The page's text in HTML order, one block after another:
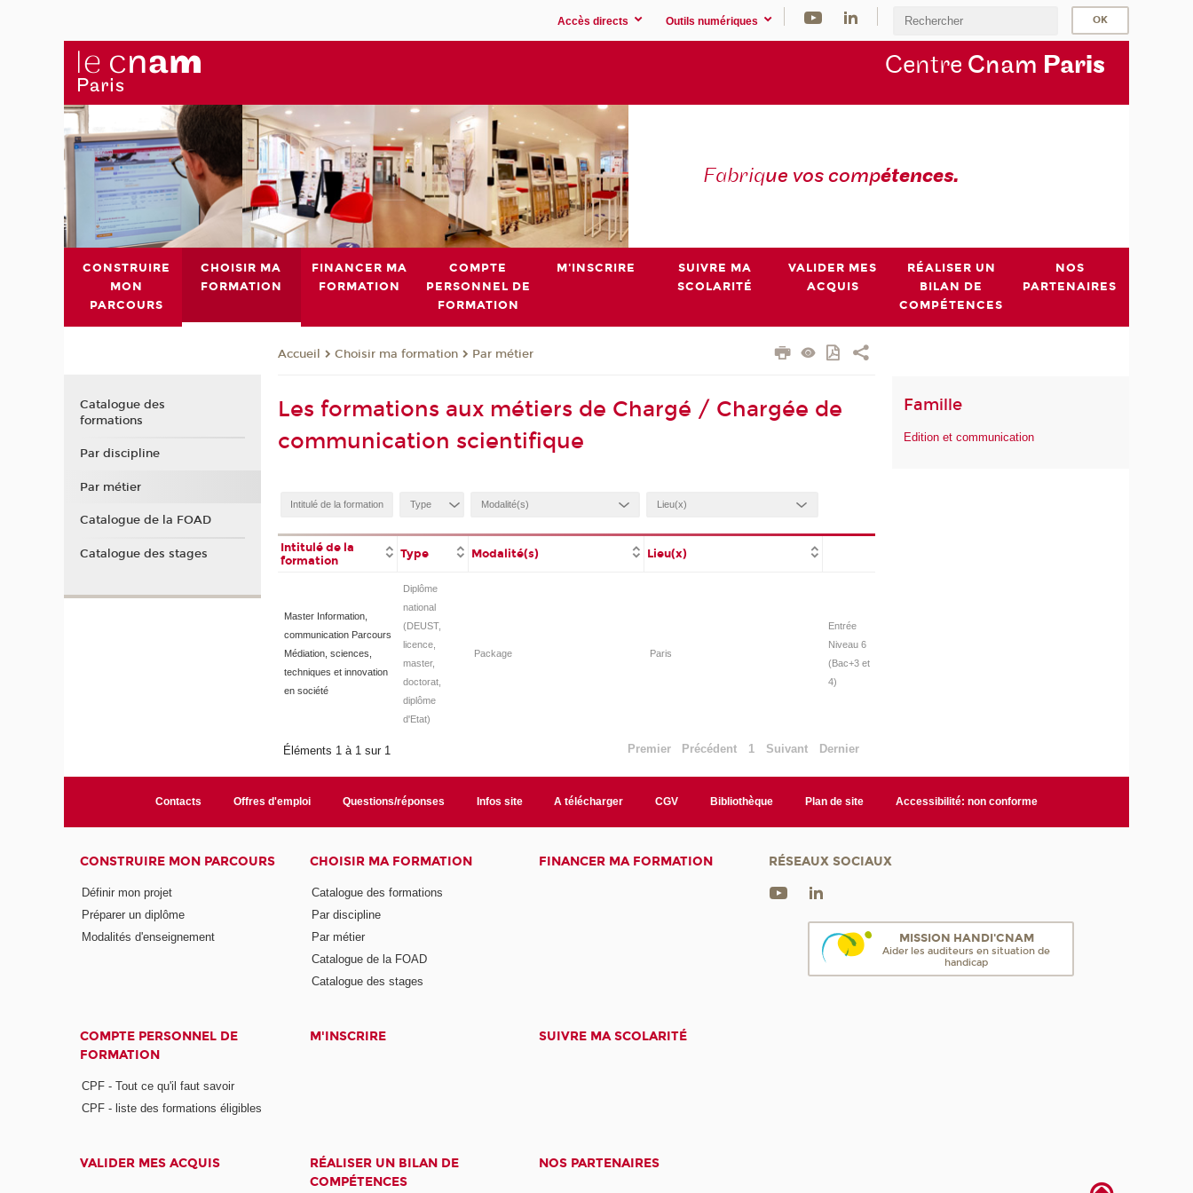
Accès directs Outils numériques
Centre Cnam Paris
Fabrique vos compétences.
CONSTRUIRE
MON
PARCOURS
CHOISIR MA
FORMATION
FINANCER MA
FORMATION
COMPTE
PERSONNEL DE
FORMATION
M'INSCRIRE
SUIVRE MA
SCOLARITÉ
VALIDER MES
ACQUIS
RÉALISER UN
BILAN DE
COMPÉTENCES
NOS
PARTENAIRES
Accueil Choisir ma formation Par métier
Les formations aux métiers de Chargé / Chargée de
communication scientifique
Intitulé de la
formation
Type Modalité(s) Lieu(x)
Master Information,
communication Parcours
Médiation, sciences,
techniques et innovation
en société
Diplôme
national
(DEUST,
licence,
master,
doctorat,
diplôme
d'Etat)
Package Paris
Entrée
Niveau 6
(Bac+3 et
4)
Éléments 1 à 1 sur 1 Premier Précédent 1 Suivant Dernier
Famille
Edition et communication
Catalogue des
formations
Par discipline
Par métier
Catalogue de la FOAD
Catalogue des stages
Contacts Offres d'emploi Questions/réponses Infos site A télécharger CGV Bibliothèque Plan de site Accessibilité: non conforme
CONSTRUIRE MON PARCOURS
Définir mon projet
Préparer un diplôme
Modalités d'enseignement
CHOISIR MA FORMATION
Catalogue des formations
Par discipline
Par métier
Catalogue de la FOAD
Catalogue des stages
FINANCER MA FORMATION
COMPTE PERSONNEL DE
FORMATION
CPF - Tout ce qu'il faut savoir
CPF - liste des formations éligibles
M'INSCRIRE SUIVRE MA SCOLARITÉ
VALIDER MES ACQUIS
RÉALISER UN BILAN DE
COMPÉTENCES
NOS PARTENAIRES
RÉSEAUX SOCIAUX
MISSION HANDI'CNAM
Aider les auditeurs en situation de
handicap